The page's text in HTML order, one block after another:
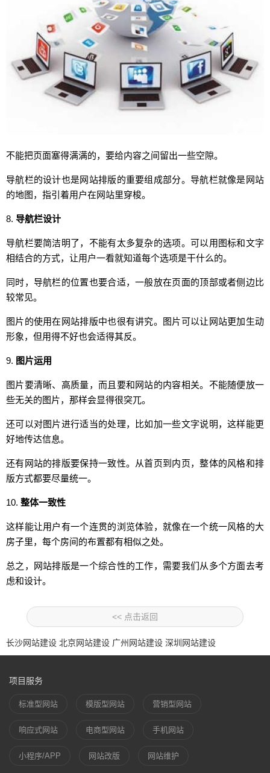
不能把页面塞得满满的，要给内容之间留出一些空隙。
导航栏的设计也是网站排版的重要组成部分。导航栏就像是网站
的地图，指引着用户在网站里穿梭。
8. 导航栏设计
导航栏要简洁明了，不能有太多复杂的选项。可以用图标和文字
相结合的方式，让用户一看就知道每个选项是干什么的。
同时，导航栏的位置也要合适，一般放在页面的顶部或者侧边比
较常见。
图片的使用在网站排版中也很有讲究。图片可以让网站更加生动
形象，但用得不好也会适得其反。
9. 图片运用
图片要清晰、高质量，而且要和网站的内容相关。不能随便放一
些无关的图片，那样会显得很突兀。
还可以对图片进行适当的处理，比如加一些文字说明，这样能更
好地传达信息。
还有网站的排版要保持一致性。从首页到内页，整体的风格和排
版方式都要尽量统一。
10. 整体一致性
这样能让用户有一个连贯的浏览体验，就像在一个统一风格的大
房子里，每个房间的布置都有相似之处。
总之，网站排版是一个综合性的工作，需要我们从多个方面去考
虑和设计。
<< 点击返回
长沙网站建设 北京网站建设 广州网站建设 深圳网站建设
项目服务
标准型网站 模版型网站 营销型网站
响应式网站 电商型网站 手机网站
小程序/APP 网站改版 网站维护